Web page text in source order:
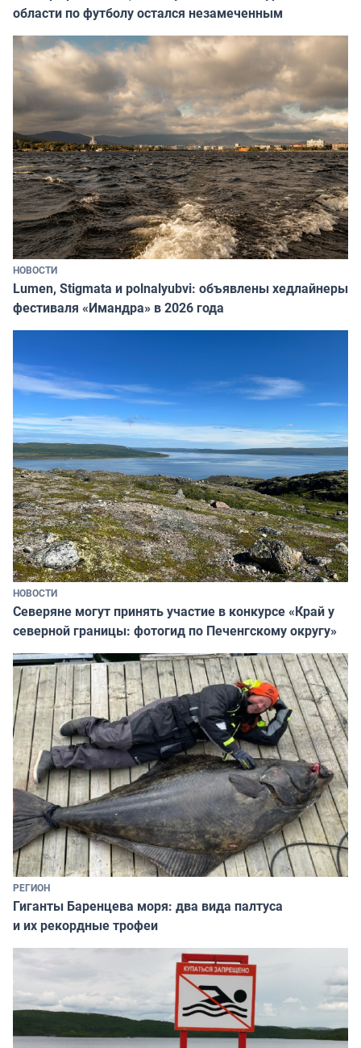
области по футболу остался незамеченным
НОВОСТИ
Lumen, Stigmata и polnalyubvi: объявлены хедлайнеры
фестиваля «Имандра» в 2026 года
НОВОСТИ
Северяне могут принять участие в конкурсе «Край у
северной границы: фотогид по Печенгскому округу»
РЕГИОН
Гиганты Баренцева моря: два вида палтуса
и их рекордные трофеи